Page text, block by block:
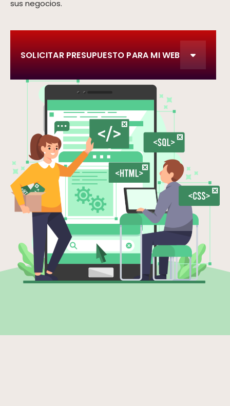
sus negocios.
SOLICITAR PRESUPUESTO PARA MI WEB